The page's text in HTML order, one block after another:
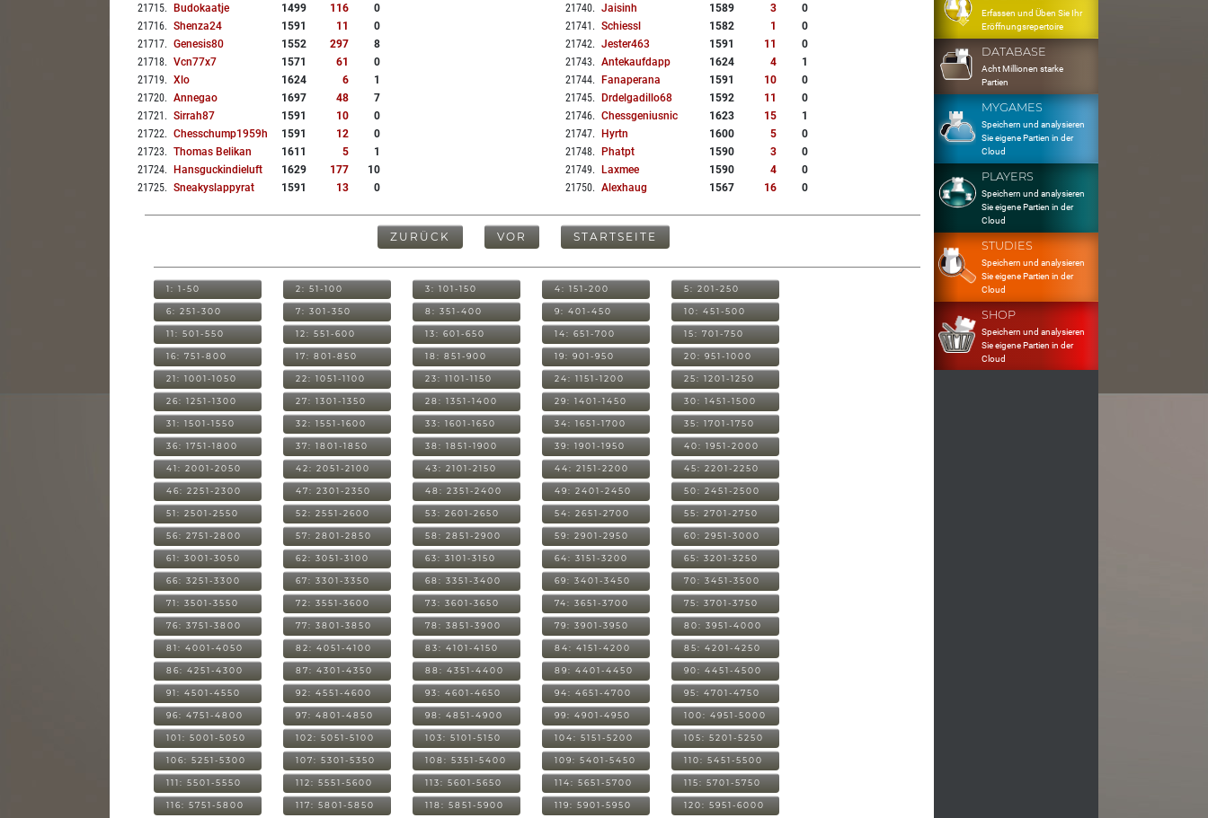
21715. Budokaatje 1499 116
0
21716. Shenza24 1591 11
0
21717. Genesis80 1552 297
8
21718. Vcn77x7 1571 61
0
21719. Xlo 1624 6
1
21720. Annegao 1697 48
7
21721 . Sirrah87 1591 10
0
21722. Chesschump1959h 1591 12
0
21723. Thomas Belikan 1611 5
1
21724. Hansguckindieluft 1629 177
10
21725. Sneakyslappyrat 1591 13 0
21740. Jaisinh 1589 3
0
21741 . Schiessl 1582 1
0
21742. Jester463 1591 11
0
21743. Antekaufdapp 1624 4
1
21744. Fanaperana 1591 10
0
21745. Drdelgadillo68 1592 11
0
21746. Chessgeniusnic 1623 15
1
21747. Hyrtn 1600 5
0
21748. Phatpt 1590 3
0
21749. Laxmee 1590 4
0
21750. Alexhaug 1567 16 0
ZURÜCK VOR STARTSEITE
1: 1-50 2: 51-100 3: 101-150 4: 151-200 5: 201-250
6: 251-300 7: 301-350 8: 351-400 9: 401-450 10: 451-500
11: 501-550 12: 551-600 13: 601-650 14: 651-700 15: 701-750
16: 751-800 17: 801-850 18: 851-900 19: 901-950 20: 951-1000
21: 1001-1050 22: 1051-1100 23: 1101-1150 24: 1151-1200 25: 1201-1250
26: 1251-1300 27: 1301-1350 28: 1351-1400 29: 1401-1450 30: 1451-1500
31: 1501-1550 32: 1551-1600 33: 1601-1650 34: 1651-1700 35: 1701-1750
36: 1751-1800 37: 1801-1850 38: 1851-1900 39: 1901-1950 40: 1951-2000
41: 2001-2050 42: 2051-2100 43: 2101-2150 44: 2151-2200 45: 2201-2250
46: 2251-2300 47: 2301-2350 48: 2351-2400 49: 2401-2450 50: 2451-2500
51: 2501-2550 52: 2551-2600 53: 2601-2650 54: 2651-2700 55: 2701-2750
56: 2751-2800 57: 2801-2850 58: 2851-2900 59: 2901-2950 60: 2951-3000
61: 3001-3050 62: 3051-3100 63: 3101-3150 64: 3151-3200 65: 3201-3250
66: 3251-3300 67: 3301-3350 68: 3351-3400 69: 3401-3450 70: 3451-3500
71: 3501-3550 72: 3551-3600 73: 3601-3650 74: 3651-3700 75: 3701-3750
76: 3751-3800 77: 3801-3850 78: 3851-3900 79: 3901-3950 80: 3951-4000
81: 4001-4050 82: 4051-4100 83: 4101-4150 84: 4151-4200 85: 4201-4250
86: 4251-4300 87: 4301-4350 88: 4351-4400 89: 4401-4450 90: 4451-4500
91: 4501-4550 92: 4551-4600 93: 4601-4650 94: 4651-4700 95: 4701-4750
96: 4751-4800 97: 4801-4850 98: 4851-4900 99: 4901-4950 100: 4951-5000
101: 5001-5050 102: 5051-5100 103: 5101-5150 104: 5151-5200 105: 5201-5250
106: 5251-5300 107: 5301-5350 108: 5351-5400 109: 5401-5450 110: 5451-5500
111: 5501-5550 112: 5551-5600 113: 5601-5650 114: 5651-5700 115: 5701-5750
116: 5751-5800 117: 5801-5850 118: 5851-5900 119: 5901-5950 120: 5951-6000
Erfassen und Üben Sie Ihr
Eröffnungsrepertoire
DATABASE
Acht Millionen starke
Partien
MYGAMES
Speichern und analysieren
Sie eigene Partien in der
Cloud
PLAYERS
Speichern und analysieren
Sie eigene Partien in der
Cloud
STUDIES
Speichern und analysieren
Sie eigene Partien in der
Cloud
SHOP
Speichern und analysieren
Sie eigene Partien in der
Cloud